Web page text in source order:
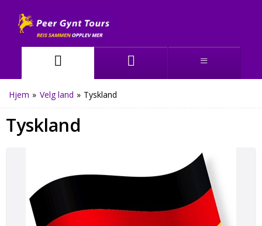
Hjem » Velg land » Tyskland
Tyskland